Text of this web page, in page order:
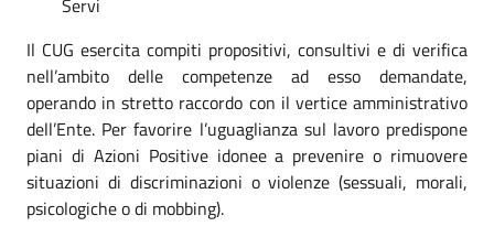
Il CUG esercita compiti propositivi, consultivi e di verifica
nell’ambito delle competenze ad esso demandate,
operando in stretto raccordo con il vertice amministrativo
dell’Ente. Per favorire l’uguaglianza sul lavoro predispone
piani di Azioni Positive idonee a prevenire o rimuovere
situazioni di discriminazioni o violenze (sessuali, morali,
psicologiche o di mobbing).